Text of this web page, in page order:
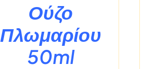
Ούζο
Πλωμαρίου
50ml